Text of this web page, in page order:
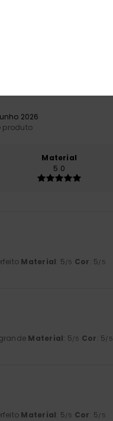
2026
produto
Material
5.0
Material: 5/5 Cor: 5/5
Material: 5/5 Cor: 5/5
Material: 5/5 Cor: 5/5